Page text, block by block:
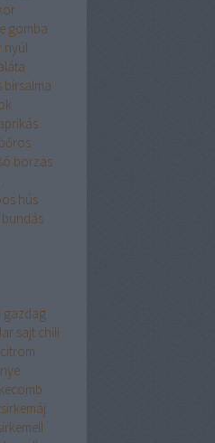
gomba
nyúl
birsalma
bőrös
borzas
hús
bundás
gazdag
sajt chili
citrom